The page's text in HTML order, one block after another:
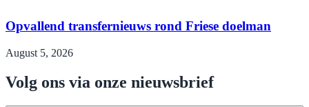
Opvallend transfernieuws rond Friese doelman
August 5, 2026
Volg ons via onze nieuwsbrief